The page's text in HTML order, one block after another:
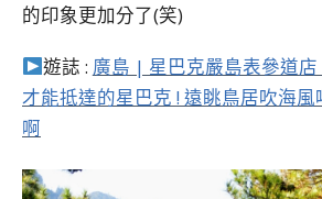
的印象更加分了(笑)
遊誌 : 廣島 | 星巴克嚴島表參道
才能抵達的星巴克 ! 遠眺鳥居吹海
啊